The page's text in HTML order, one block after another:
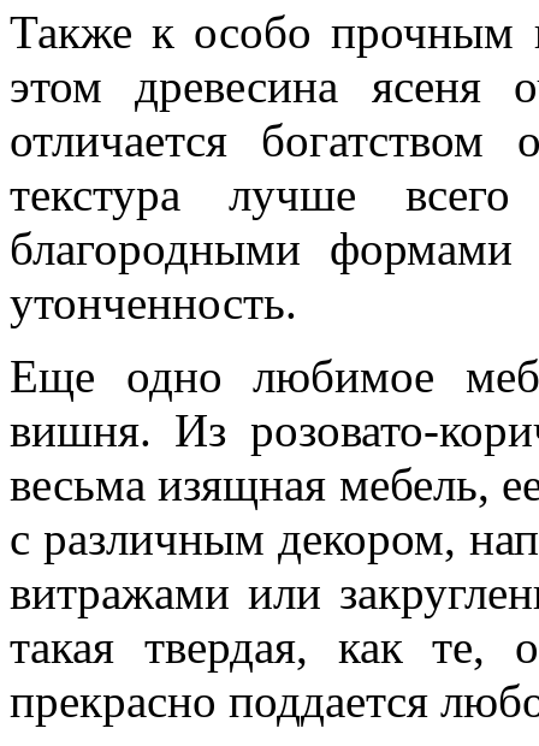
Также к особо прочным
этом древесина ясеня
отличается богатством
текстура лучше
благородными
утонченность.
Еще одно любимое
вишня. Из розовато-
весьма изящная мебель,
с различным декором,
витражами или
такая твердая, как
прекрасно поддается